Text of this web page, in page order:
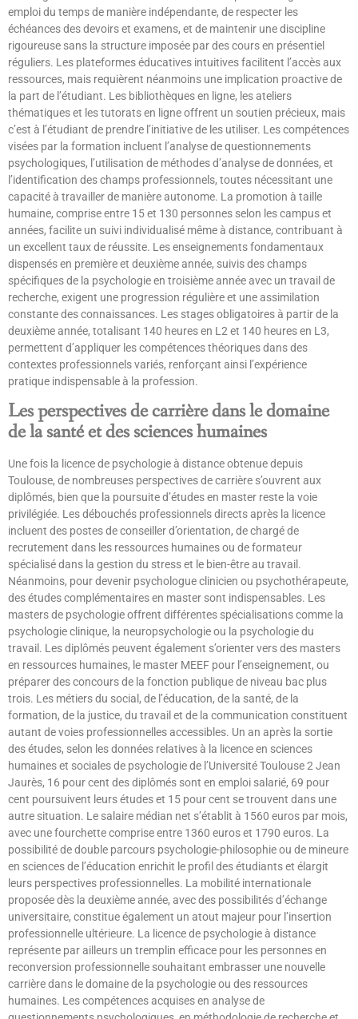
emploi du temps de manière indépendante, de respecter les
échéances des devoirs et examens, et de maintenir une discipline
rigoureuse sans la structure imposée par des cours en présentiel
réguliers. Les plateformes éducatives intuitives facilitent l’accès aux
ressources, mais requièrent néanmoins une implication proactive de
la part de l’étudiant. Les bibliothèques en ligne, les ateliers
thématiques et les tutorats en ligne offrent un soutien précieux, mais
c’est à l’étudiant de prendre l’initiative de les utiliser. Les compétences
visées par la formation incluent l’analyse de questionnements
psychologiques, l’utilisation de méthodes d’analyse de données, et
l’identification des champs professionnels, toutes nécessitant une
capacité à travailler de manière autonome. La promotion à taille
humaine, comprise entre 15 et 130 personnes selon les campus et
années, facilite un suivi individualisé même à distance, contribuant à
un excellent taux de réussite. Les enseignements fondamentaux
dispensés en première et deuxième année, suivis des champs
spécifiques de la psychologie en troisième année avec un travail de
recherche, exigent une progression régulière et une assimilation
constante des connaissances. Les stages obligatoires à partir de la
deuxième année, totalisant 140 heures en L2 et 140 heures en L3,
permettent d’appliquer les compétences théoriques dans des
contextes professionnels variés, renforçant ainsi l’expérience
pratique indispensable à la profession.
Les perspectives de carrière dans le domaine
de la santé et des sciences humaines
Une fois la licence de psychologie à distance obtenue depuis
Toulouse, de nombreuses perspectives de carrière s’ouvrent aux
diplômés, bien que la poursuite d’études en master reste la voie
privilégiée. Les débouchés professionnels directs après la licence
incluent des postes de conseiller d’orientation, de chargé de
recrutement dans les ressources humaines ou de formateur
spécialisé dans la gestion du stress et le bien-être au travail.
Néanmoins, pour devenir psychologue clinicien ou psychothérapeute,
des études complémentaires en master sont indispensables. Les
masters de psychologie offrent différentes spécialisations comme la
psychologie clinique, la neuropsychologie ou la psychologie du
travail. Les diplômés peuvent également s’orienter vers des masters
en ressources humaines, le master MEEF pour l’enseignement, ou
préparer des concours de la fonction publique de niveau bac plus
trois. Les métiers du social, de l’éducation, de la santé, de la
formation, de la justice, du travail et de la communication constituent
autant de voies professionnelles accessibles. Un an après la sortie
des études, selon les données relatives à la licence en sciences
humaines et sociales de psychologie de l’Université Toulouse 2 Jean
Jaurès, 16 pour cent des diplômés sont en emploi salarié, 69 pour
cent poursuivent leurs études et 15 pour cent se trouvent dans une
autre situation. Le salaire médian net s’établit à 1560 euros par mois,
avec une fourchette comprise entre 1360 euros et 1790 euros. La
possibilité de double parcours psychologie-philosophie ou de mineure
en sciences de l’éducation enrichit le profil des étudiants et élargit
leurs perspectives professionnelles. La mobilité internationale
proposée dès la deuxième année, avec des possibilités d’échange
universitaire, constitue également un atout majeur pour l’insertion
professionnelle ultérieure. La licence de psychologie à distance
représente par ailleurs un tremplin efficace pour les personnes en
reconversion professionnelle souhaitant embrasser une nouvelle
carrière dans le domaine de la psychologie ou des ressources
humaines. Les compétences acquises en analyse de